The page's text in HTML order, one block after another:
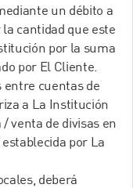
un débito a
cantidad que este
por la suma
por El Cliente.
entre cuentas de
a La Institución
venta de divisas en
por La
deberá